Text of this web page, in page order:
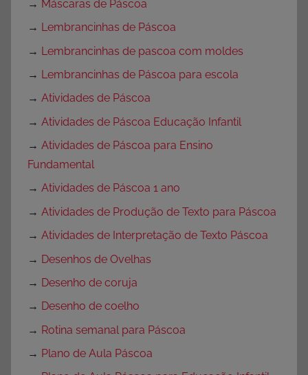
→ Máscaras de Páscoa
→ Lembrancinhas de Páscoa
→ Lembrancinhas de pascoa com moldes
→ Lembrancinhas de Páscoa para escola
→ Atividades de Páscoa
→ Atividades de Páscoa Educação Infantil
→ Atividades de Páscoa para Ensino
Fundamental
→ Atividades de Páscoa 1 ano
→ Atividades de Produção de Texto para Páscoa
→ Atividades de Interpretação de Texto Páscoa
→ Desenhos de Ovelhas
→ Desenho de coruja
→ Desenho de coelho
→ Rotina semanal para Páscoa
→ Plano de Aula Páscoa